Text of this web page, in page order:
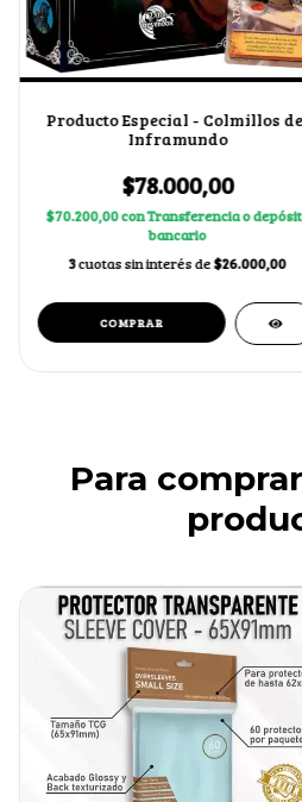
Producto Especial - Colmillos
Inframundo
$78.000,00
$70.200,00conTransferencia o
bancario
3cuotas sin interés de$26.000,00
Para